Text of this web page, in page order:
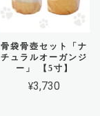
骨袋骨壺セット「ナ
チュラルオーガンジ
ー」 【5寸】
¥3,730